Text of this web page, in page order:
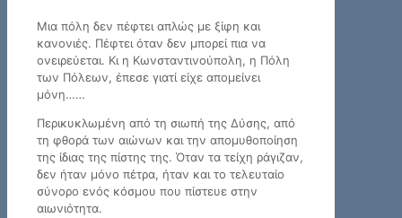
Μια πόλη δεν πέφτει απλώς με ξίφη και
κανονιές. Πέφτει όταν δεν μπορεί πια να
ονειρεύεται. Κι η Κωνσταντινούπολη, η Πόλη
των Πόλεων, έπεσε γιατί είχε απομείνει
μόνη……
Περικυκλωμένη από τη σιωπή της Δύσης, από
τη φθορά των αιώνων και την απομυθοποίηση
της ίδιας της πίστης της. Όταν τα τείχη ράγιζαν,
δεν ήταν μόνο πέτρα, ήταν και το τελευταίο
σύνορο ενός κόσμου που πίστευε στην
αιωνιότητα.